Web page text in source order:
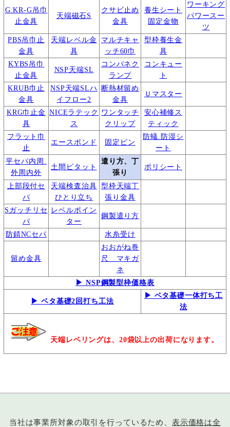
G.KR-G吊巾
止金具
天端磁石S
クサビ止め
金具
養生シート
固定金物
ワーキング
パワースー
ツ
PBS吊巾止
金具
天端レベル金
具
マルチキャ
ッチ60巾
型枠養生金
具
KYBS吊巾
止金具
NSP天端SL
コンパネク
ランプ
コンキュー
ト
KRUB巾止
金具
NSP天端SLハ
イフロー2
断熱材留め
金具
Ｕマスター
KRG巾止金
具
NICEラテック
ス
ワンタッチ
クリップ
安心補修ス
ティック
フラット巾
止
エースボンド 固定ピン
防蟻.防湿シ
ート
平セパ内周.
外周内外
土間ピタット
遣り方、丁
張り
ポリシート
上部段付セ
パ
天端検査治具
ひとり立ち
型枠天端丁
張り金具
Sガッチリセ
パ
レベルポイン
ター
鋼製遣り方
防錆NCセパ 水糸受け
留め金具
おおがね巻
尺 マキガ
ネ
▶ NSP鋼製型枠価格表
▶ ベタ基礎2回打ち工法
▶ ベタ基礎一体打ち工
法
天端レベリングは、20袋以上の出荷になります。
当社は事業所対象の取引を行っているため、 表示価格は全